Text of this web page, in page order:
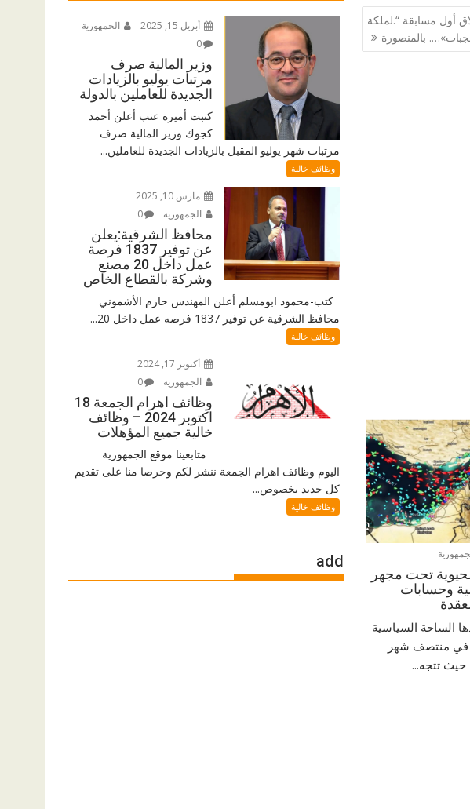
أول مسابقة “.لملكة
بالمنصورة
تحت مجهر
وحسابات
الساحة السياسية
في منتصف شهر
أبريل 15, 2025
الجمهورية
0
وزير المالية صرف
مرتبات يوليو بالزيادات
الجديدة للعاملين بالدولة
كتبت أميرة عنب أعلن أحمد
كجوك وزير المالية صرف
مرتبات شهر يوليو المقبل بالزيادات الجديدة للعاملين...
وظائف خالية
مارس 10, 2025
الجمهورية
0
محافظ الشرقية:يعلن
عن توفير 1837 فرصة
عمل داخل 20 مصنع
وشركة بالقطاع الخاص
كتب-محمود ابومسلم أعلن المهندس حازم الأشموني
محافظ الشرقية عن توفير 1837 فرصه عمل داخل 20...
وظائف خالية
أكتوبر 17, 2024
الجمهورية
0
وظائف اهرام الجمعة 18
اكتوبر 2024 – وظائف
خالية جميع المؤهلات
متابعينا موقع الجمهورية
اليوم وظائف اهرام الجمعة ننشر لكم وحرصا منا على تقديم
كل جديد بخصوص...
وظائف خالية
add